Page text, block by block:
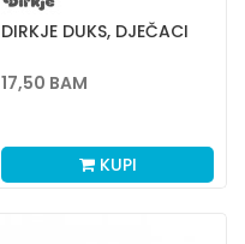
DIRKJE DUKS, DJEČACI
17,50 BAM
KUPI